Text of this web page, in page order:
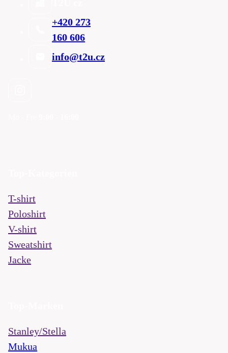
+420 273
160 606
info@t2u.cz
T-shirt
Poloshirt
V-shirt
Sweatshirt
Jacke
Stanley/Stella
Mukua